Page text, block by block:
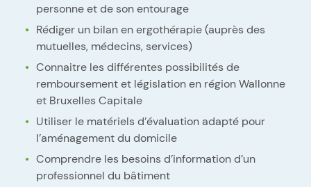
personne et de son entourage
Rédiger un bilan en ergothérapie (auprès des
mutuelles, médecins, services)
Connaitre les différentes possibilités de
remboursement et législation en région Wallonne
et Bruxelles Capitale
Utiliser le matériels d’évaluation adapté pour
l’aménagement du domicile
Comprendre les besoins d’information d’un
professionnel du bâtiment